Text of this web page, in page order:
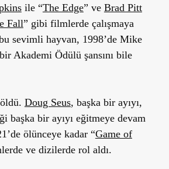
ile “The Edge” ve Brad Pitt
Fall” gibi filmlerde çalışmaya
sevimli hayvan, 1998’de Mike
Akademi Ödülü şansını bile
Doug Seus, başka bir ayıyı,
başka bir ayıyı eğitmeye devam
ölünceye kadar “Game of
ve dizilerde rol aldı.